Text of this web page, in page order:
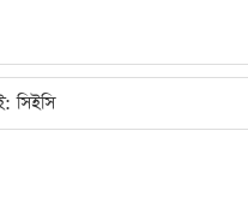
সিইসি